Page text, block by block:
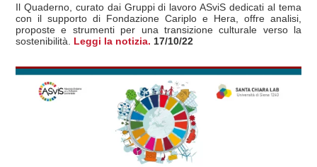
Il Quaderno, curato dai Gruppi di lavoro ASviS dedicati al tema
con il supporto di Fondazione Cariplo e Hera, offre analisi,
proposte e strumenti per una transizione culturale verso la
sostenibilità. Leggi la notizia. 17/10/22